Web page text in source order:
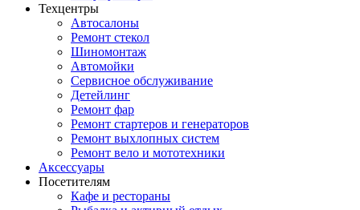
Техцентры
Автосалоны
Ремонт стекол
Шиномонтаж
Автомойки
Сервисное обслуживание
Детейлинг
Ремонт фар
Ремонт стартеров и генераторов
Ремонт выхлопных систем
Ремонт вело и мототехники
Аксессуары
Посетителям
Кафе и рестораны